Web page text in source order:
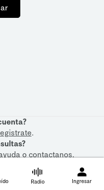
.
ocontactanos.
Radio Ingresar